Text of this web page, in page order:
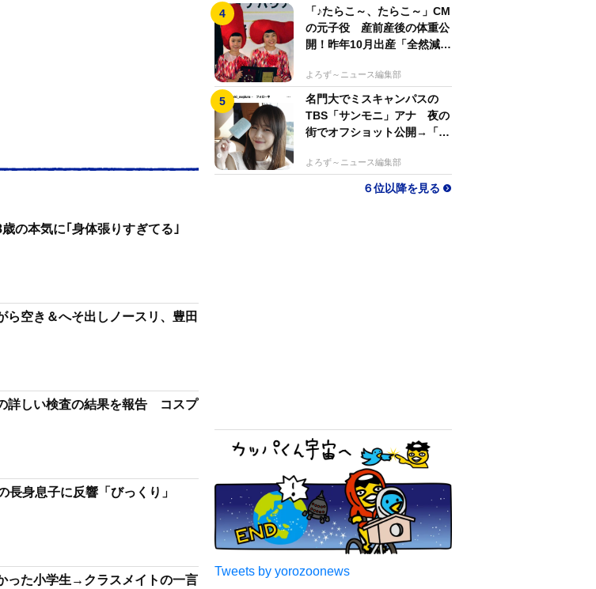
の本気に｢身体張りすぎてる｣
空き＆へそ出しノースリ、豊田
詳しい検査の結果を報告 コスプ
身息子に反響「びっくり」
った小学生→クラスメイトの一言
アクセスランキング
による突然変異体の可能性→
シャーク＋ゴジラ「シャーク
ジラ」の捕獲作戦が展開
開！昨年10月出産「全然減ら
ないよなんでえええええ」
よろず～ニュース編集部
名門大でミスキャンパスの
TBS「サンモニ」アナ 夜の
街でオフショット公開→「ノ
ースリーブ、細〜、可愛い」